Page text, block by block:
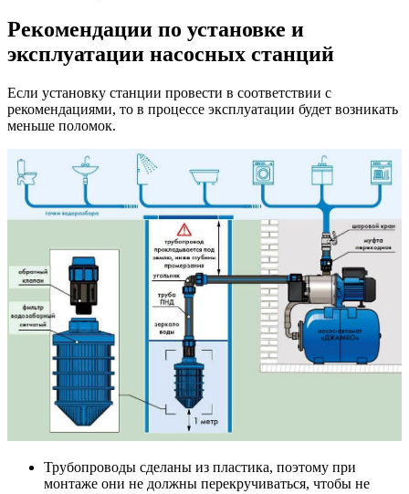
Рекомендации по установке и
эксплуатации насосных станций
Если установку станции провести в соответствии с
рекомендациями, то в процессе эксплуатации будет возникать
меньше поломок.
Трубопроводы сделаны из пластика, поэтому при
монтаже они не должны перекручиваться, чтобы не